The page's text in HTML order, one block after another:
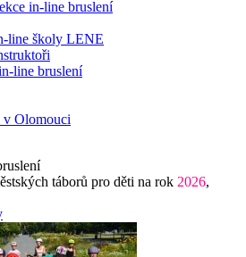
in-line bruslení
line školy LENE
line bruslení
v Olomouci
táborů pro děti na rok 2026,